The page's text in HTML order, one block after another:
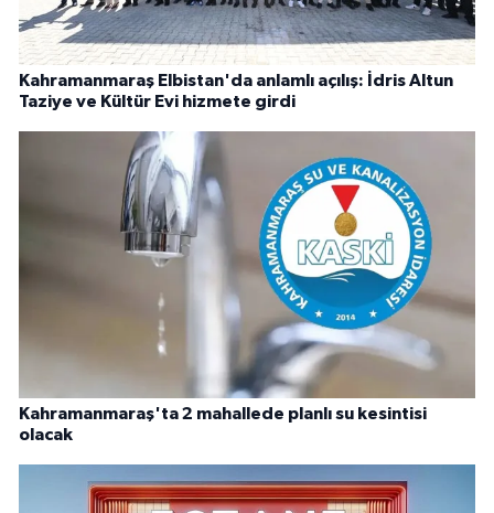
Kahramanmaraş Elbistan'da anlamlı açılış: İdris Altun
Taziye ve Kültür Evi hizmete girdi
Kahramanmaraş'ta 2 mahallede planlı su kesintisi
olacak